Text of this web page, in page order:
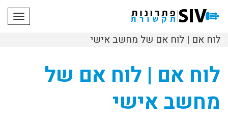
לוח אם | לוח אם של מחשב אישי
לוח אם | לוח אם של
מחשב אישי